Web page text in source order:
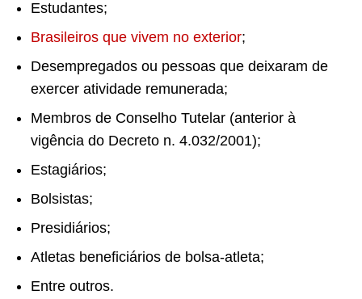
Estudantes;
Brasileiros que vivem no exterior;
Desempregados ou pessoas que deixaram de
exercer atividade remunerada;
Membros de Conselho Tutelar (anterior à
vigência do Decreto n. 4.032/2001);
Estagiários;
Bolsistas;
Presidiários;
Atletas beneficiários de bolsa-atleta;
Entre outros.